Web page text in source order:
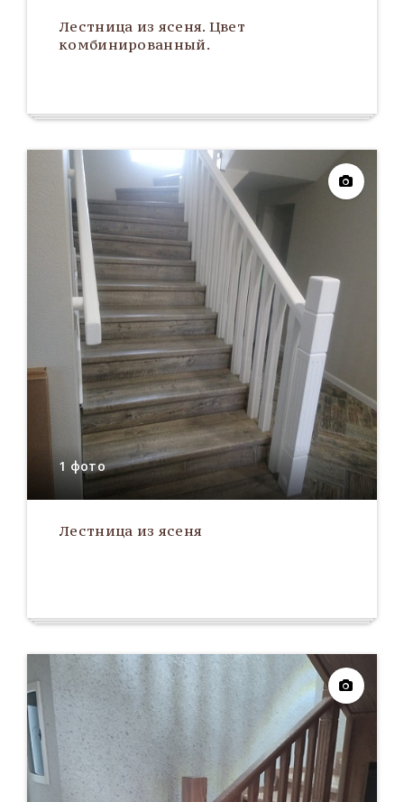
Лестница из ясеня. Цвет
комбинированный.
1 фото
Лестница из ясеня